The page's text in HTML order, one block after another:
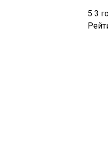
5 3